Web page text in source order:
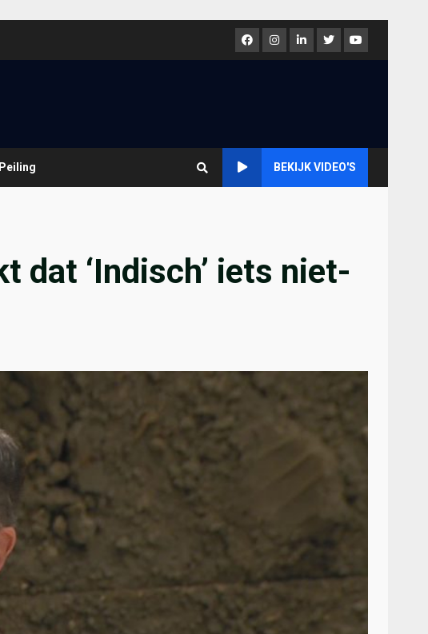
FacebookInstagram
LinkedInTwitterYoutube
BEKIJK VIDEO'S
dat ‘Indisch’ iets niet-